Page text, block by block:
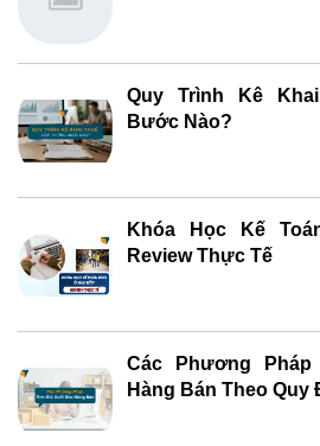
Quy Trình Kê
Bước Nào?
Khóa Học Kế
Review Thực Tế
Các Phương
Hàng Bán Theo Quy